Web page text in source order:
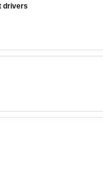
drivers